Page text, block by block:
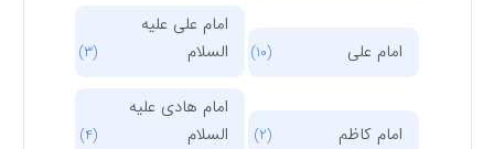
امام علی
امام علی علیه
السلام
امام کاظم
امام هادی علیه
السلام